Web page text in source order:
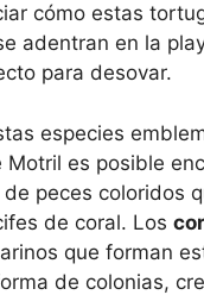
cómo estas
adentran en la
para desovar.
especies
Motril es posible
peces coloridos
de coral. Los
que forman
de colonias,